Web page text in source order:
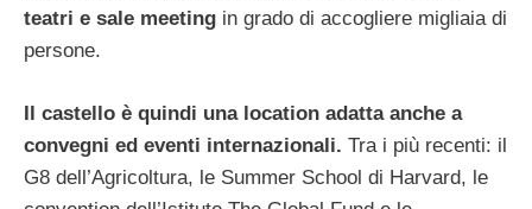
teatri e sale meeting in grado di accogliere migliaia di
persone.
Il castello è quindi una location adatta anche a
convegni ed eventi internazionali. Tra i più recenti: il
G8 dell’Agricoltura, le Summer School di Harvard, le